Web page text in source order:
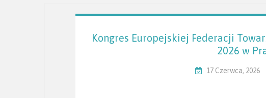
Kongres Europejskiej Federacji
2026 w
17 Czerwca, 2026